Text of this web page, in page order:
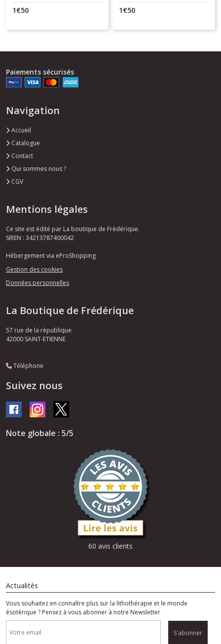
1€50 1€50
Paiements sécurisés
Navigation
Accueil
Catalogue
Contact
Qui sommes nous ?
CGV
Mentions légales
Ce site est édité par La boutique de Frédérique.
SIREN : 34213787400042
Hébergement via eProShopping
Gestion des cookies
Données personnelles
La Boutique de Frédérique
57 rue de la république
42000 SAINT-ETIENNE
Téléphone
Suivez nous
Note globale : 5/5
60 avis clients
Actualités
Vous souhaitez en connaître plus sur la lithothérapie et le monde
ésotérique ? Pensez à vous abonner à notre Newsletter
S'abonner